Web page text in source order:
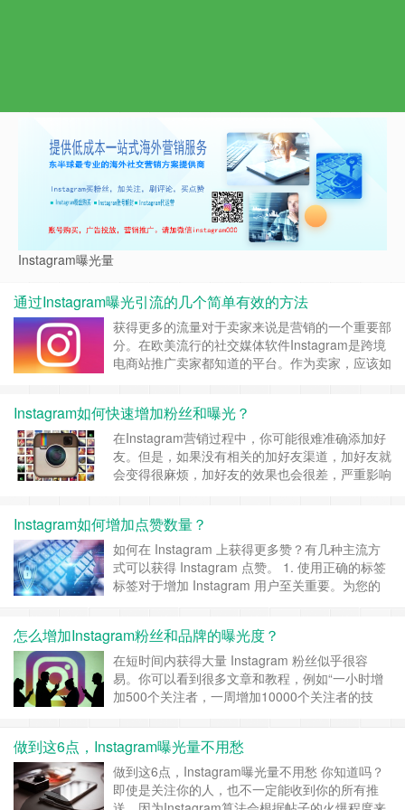
Instagram曝光量
通过Instagram曝光引流的几个简单有效的方法
获得更多的流量对于卖家来说是营销的一个重要部
分。在欧美流行的社交媒体软件Instagram是跨境
电商站推广卖家都知道的平台。作为卖家，应该如
丽的平台。将您的产品插入生活方式照片中创建品
牌。避免在纯白色背景上使用产品图像，因为这通
常不适合Instagr……继续阅读 »
Instagram如何快速增加粉丝和曝光？
在Instagram营销过程中，你可能很难准确添加好
友。但是，如果没有相关的加好友渠道，加好友就
会变得很麻烦，加好友的效果也会很差，严重影响
题。 Instagram如何快速增加粉丝和曝光？ 1. 公
开您的帐户 对于私人帐户，只有您关注的朋友才
能找到您。很难获得新粉丝…… 继续阅读 »
Instagram如何增加点赞数量？
如何在 Instagram 上获得更多赞？有几种主流方
式可以获得 Instagram 点赞。 1. 使用正确的标签
标签对于增加 Instagram 用户至关重要。为您的
在完全陌生的新闻来源中。 无论您是使用产品或
服务标签、季节标签、首字母缩略词标签还是位置
标签，标签的数……继续阅读 »
怎么增加Instagram粉丝和品牌的曝光度？
在短时间内获得大量 Instagram 粉丝似乎很容
易。你可以看到很多文章和教程，例如“一小时增
加500个关注者，一周增加10000个关注者的技
题是缺乏可持续性。想想看，您在一个帐户上关注
了数千名粉丝，但您发布的帖子下方却很少有喜欢
和评论。根据相关性过滤，通……继续阅读 »
做到这6点，Instagram曝光量不用愁
做到这6点，Instagram曝光量不用愁 你知道吗？
即使是关注你的人，也不一定能收到你的所有推